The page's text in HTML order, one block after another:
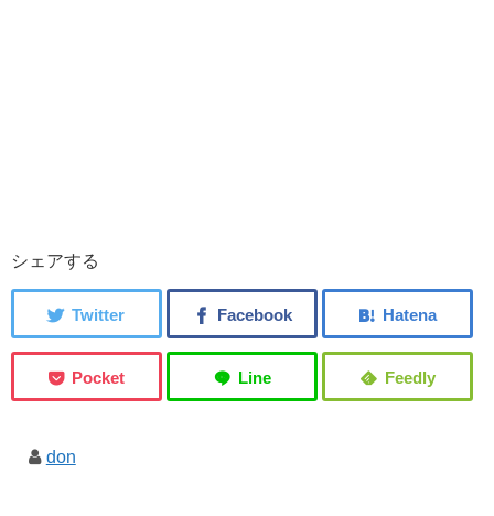
シェアする
don